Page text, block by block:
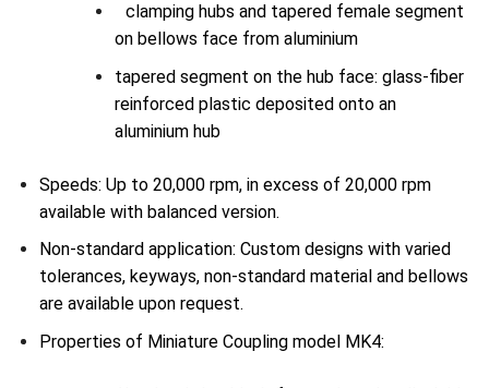
clamping hubs and tapered female segment
on bellows face from aluminium
tapered segment on the hub face: glass-fiber
reinforced plastic deposited onto an
aluminium hub
Speeds: Up to 20,000 rpm, in excess of 20,000 rpm
available with balanced version.
Non-standard application: Custom designs with varied
tolerances, keyways, non-standard material and bellows
are available upon request.
Properties of Miniature Coupling model MK4: